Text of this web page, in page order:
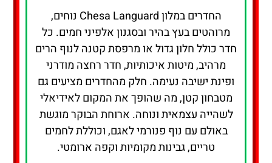
החדרים במלון Chesa Languard נוחים,
מרוהטים בעץ בהיר ובסגנון אלפיני חמים. כל
חדר כולל חלון גדול או מרפסת קטנה לנוף הרים
מרהיב, מיטות איכותיות, חדר רחצה מודרני
ופינת ישיבה נעימה. חלק מהחדרים מציעים גם
מטבחון קטן, מה שהופך את המקום לאידיאלי
לשהייה עצמאית ונוחה. ארוחת הבוקר מוגשת
באולם עם נוף פנורמי לאגם, וכוללת לחמים
טריים, גבינות מקומיות וקפה ארומטי.